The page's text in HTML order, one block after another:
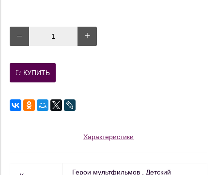
КУПИТЬ
Характеристики
Герои мультфильмов Детский